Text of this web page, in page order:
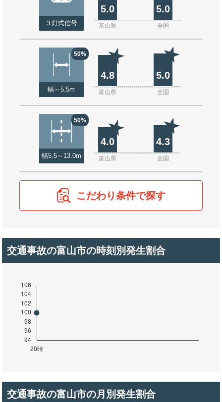
３灯式信号
5.0 5.0
富山県 全国
50%
幅～5.5m
4.8 5.0
富山県 全国
50%
幅5.5～13.0m
4.0 4.3
富山県 全国
こだわり条件で探す
交通事故の富山市の時刻別発生割合
交通事故の富山市の月別発生割合